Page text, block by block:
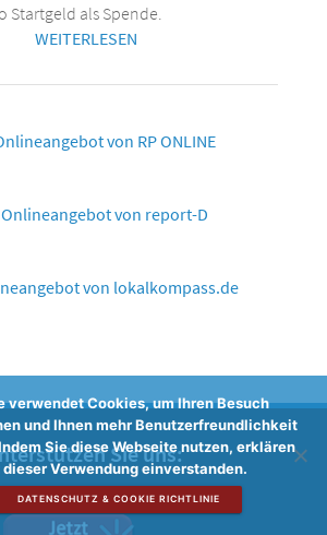
Startgeld als Spende.
WEITERLESEN
von RP ONLINE
von report-D
von lokalkompass.de
Sie uns:
verwendet Cookies, um Ihren Besuch
und Ihnen mehr Benutzerfreundlichkeit
Sie diese Webseite nutzen, erklären
Verwendung einverstanden.
DATENSCHUTZ & COOKIE RICHTLINIE